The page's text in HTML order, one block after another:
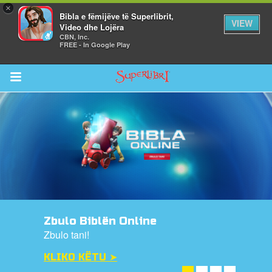
×
Bibla e fëmijëve të Superlibrit,
Video dhe Lojëra
CBN, Inc.
FREE - In Google Play
VIEW
Return to Content
Zbulo Biblën Online
Zbulo tani!
KLIKO KËTU ➤